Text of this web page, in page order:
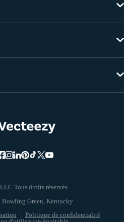
Tous droits réservés
Politique de confidentialité